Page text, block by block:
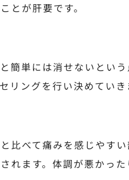
とが肝要です。
簡単には消せないとい
ングを行い決めていき
べて痛みを感じやすい
れます。体調が悪かっ